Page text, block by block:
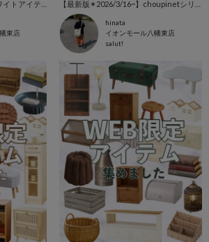
東店
hinata
イオンモール八幡東店
salut!